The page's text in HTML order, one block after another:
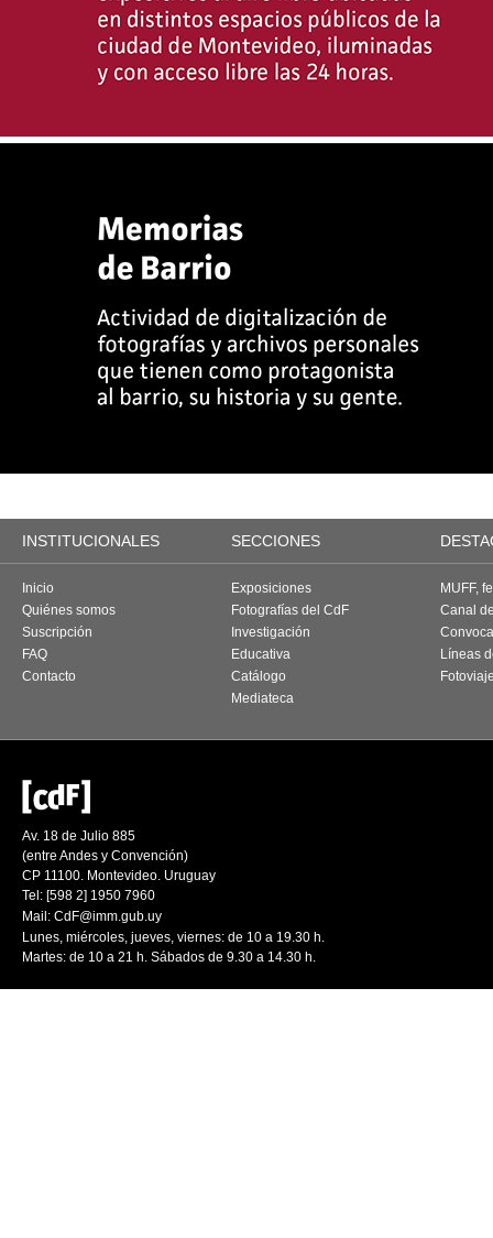
INSTITUCIONALES SECCIONES
Inicio
Quiénes somos
Suscripción
FAQ
Contacto
Exposiciones
Fotografías del CdF
Investigación
Educativa
Catálogo
Mediateca
MUFF,
Canal
Líneas
Av. 18 de Julio 885
(entre Andes y Convención)
CP 11100. Montevideo. Uruguay
Tel: [598 2] 1950 7960
Mail: CdF@imm.gub.uy
Lunes, miércoles, jueves, viernes: de 10 a 19.30 h.
Martes: de 10 a 21 h. Sábados de 9.30 a 14.30 h.